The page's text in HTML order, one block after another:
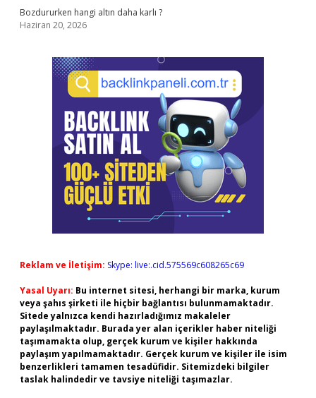
Bozdururken hangi altın daha karlı ?
Haziran 20, 2026
Reklam ve İletişim: Skype: live:.cid.575569c608265c69
Yasal Uyarı: Bu internet sitesi, herhangi bir marka, kurum
veya şahıs şirketi ile hiçbir bağlantısı bulunmamaktadır.
Sitede yalnızca kendi hazırladığımız makaleler
paylaşılmaktadır. Burada yer alan içerikler haber niteliği
taşımamakta olup, gerçek kurum ve kişiler hakkında
paylaşım yapılmamaktadır. Gerçek kurum ve kişiler ile isim
benzerlikleri tamamen tesadüfidir. Sitemizdeki bilgiler
taslak halindedir ve tavsiye niteliği taşımazlar.